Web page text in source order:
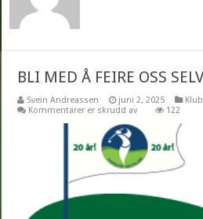
BLI MED Å FEIRE OSS
Svein Andreassen juni 2, 2025
Kommentarer er skrudd avfor
MED
FEIRE
OSS
SELV!
122